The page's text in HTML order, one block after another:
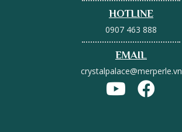
HOTLINE
0907 463 888
EMAIL
crystalpalace@merperle.vn